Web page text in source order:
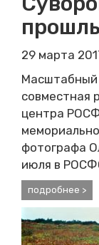
29 марта
М
совместная
центра
фотографа
июля в
подробнее >